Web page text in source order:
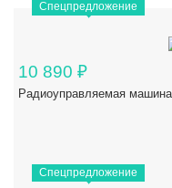
Спецпредложение
10 890 ₽
Радиоуправляемая
Спецпредложение